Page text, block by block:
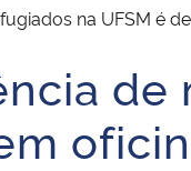
do Brasil
na UFSM é
de